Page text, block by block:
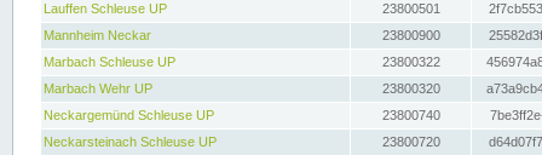
Lauffen Schleuse UP
23800501
Mannheim Neckar
23800900
Marbach Schleuse UP
23800322
Marbach Wehr UP
23800320
Neckargemünd Schleuse UP
23800740
Neckarsteinach Schleuse UP
23800720